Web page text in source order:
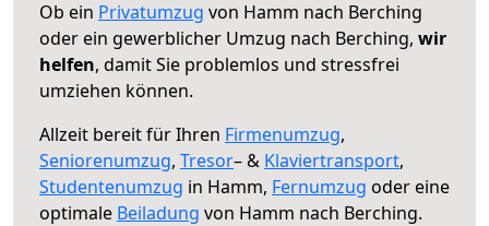
Ob ein Privatumzug von Hamm nach Berching
oder ein gewerblicher Umzug nach Berching, wir
helfen, damit Sie problemlos und stressfrei
umziehen können.
Allzeit bereit für Ihren Firmenumzug,
Seniorenumzug, Tresor– & Klaviertransport,
Studentenumzug in Hamm, Fernumzug oder eine
optimale Beiladung von Hamm nach Berching.